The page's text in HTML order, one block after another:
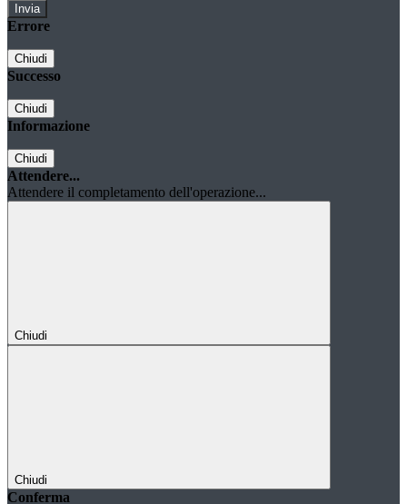
Errore
Chiudi
Successo
Chiudi
Informazione
Chiudi
Attendere...
Attendere il completamento dell'operazione...
Chiudi
Chiudi
Conferma